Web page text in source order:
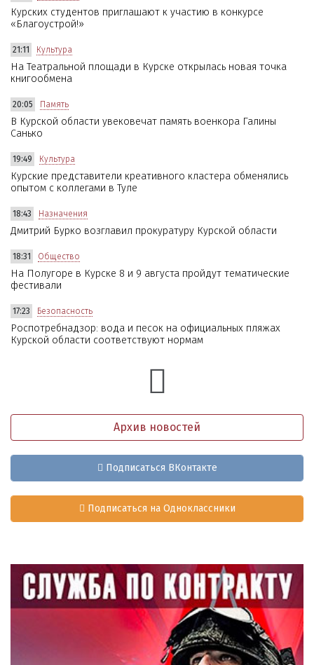
Курских студентов приглашают к участию в конкурсе
«Благоустрой!»
21:11 Культура
На Театральной площади в Курске открылась новая точка
книгообмена
20:05 Память
В Курской области увековечат память военкора Галины
Санько
19:49 Культура
Курские представители креативного кластера обменялись
опытом с коллегами в Туле
18:43 Назначения
Дмитрий Бурко возглавил прокуратуру Курской области
18:31 Общество
На Полугоре в Курске 8 и 9 августа пройдут тематические
фестивали
17:23 Безопасность
Роспотребнадзор: вода и песок на официальных пляжах
Курской области соответствуют нормам
Архив новостей
Подписаться ВКонтакте
Подписаться на Одноклассники